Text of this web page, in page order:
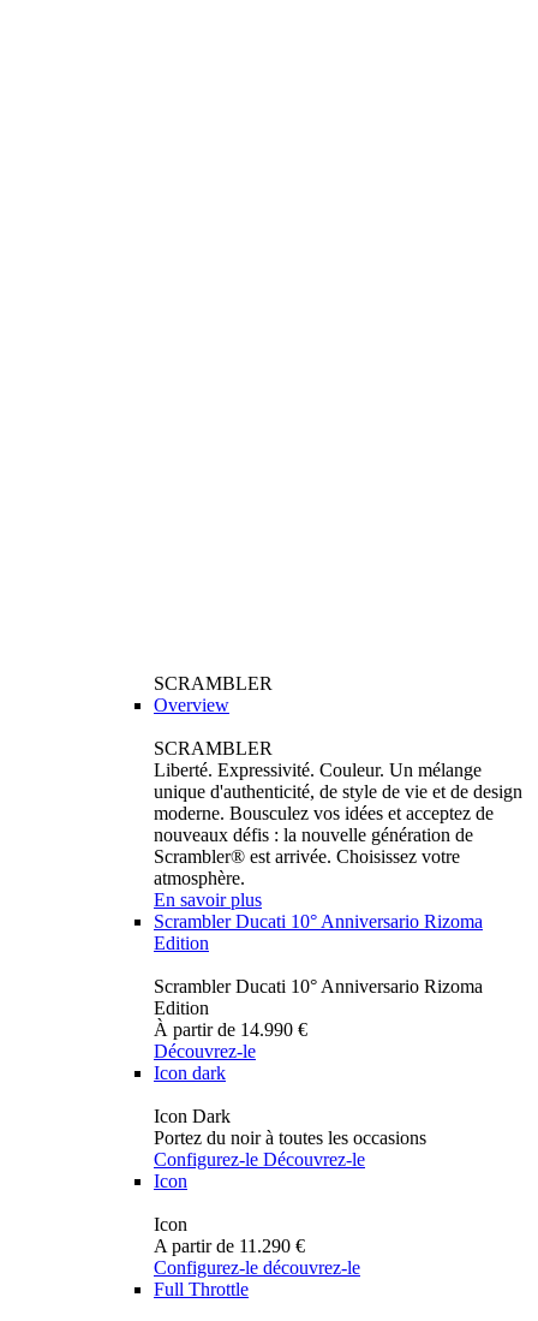
SCRAMBLER
Overview
SCRAMBLER
Liberté. Expressivité. Couleur. Un mélange
unique d'authenticité, de style de vie et de design
moderne. Bousculez vos idées et acceptez de
nouveaux défis : la nouvelle génération de
Scrambler® est arrivée. Choisissez votre
atmosphère.
En savoir plus
Scrambler Ducati 10° Anniversario Rizoma
Edition
Scrambler Ducati 10° Anniversario Rizoma
Edition
À partir de 14.990 €
Découvrez-le
Icon dark
Icon Dark
Portez du noir à toutes les occasions
Configurez-le Découvrez-le
Icon
Icon
A partir de 11.290 €
Configurez-le découvrez-le
Full Throttle